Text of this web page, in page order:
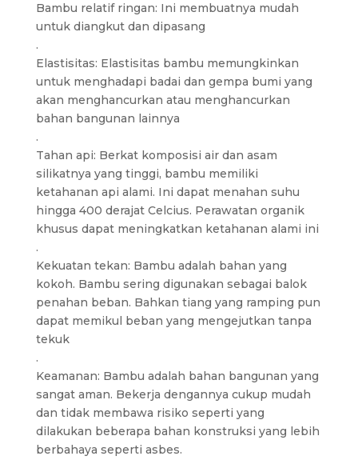
Bambu relatif ringan: Ini membuatnya mudah
untuk diangkut dan dipasang
.
Elastisitas: Elastisitas bambu memungkinkan
untuk menghadapi badai dan gempa bumi yang
akan menghancurkan atau menghancurkan
bahan bangunan lainnya
.
Tahan api: Berkat komposisi air dan asam
silikatnya yang tinggi, bambu memiliki
ketahanan api alami. Ini dapat menahan suhu
hingga 400 derajat Celcius. Perawatan organik
khusus dapat meningkatkan ketahanan alami ini
.
Kekuatan tekan: Bambu adalah bahan yang
kokoh. Bambu sering digunakan sebagai balok
penahan beban. Bahkan tiang yang ramping pun
dapat memikul beban yang mengejutkan tanpa
tekuk
.
Keamanan: Bambu adalah bahan bangunan yang
sangat aman. Bekerja dengannya cukup mudah
dan tidak membawa risiko seperti yang
dilakukan beberapa bahan konstruksi yang lebih
berbahaya seperti asbes.